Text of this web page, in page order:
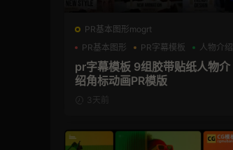
PR基本图形mogrt
PR基本图形
PR字幕模板 人物介绍
pr字幕模板 9组胶带贴纸人物介
绍角标动画PR模版
3天前